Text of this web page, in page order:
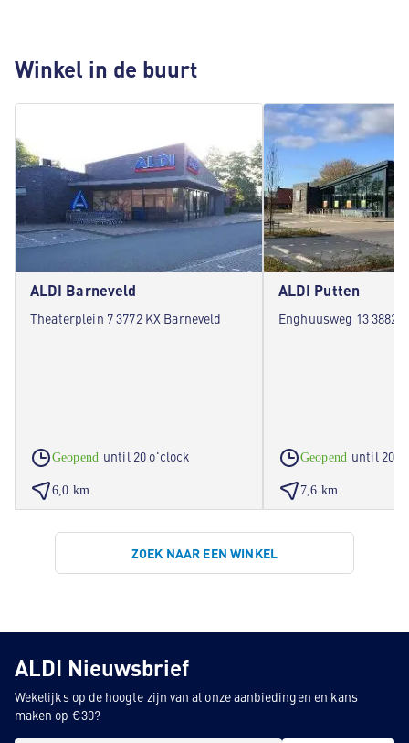
Winkel in de buurt
ALDI Barneveld
Theaterplein 7 3772 KX Barneveld
Geopend until 20 o'clock
6,0 km
ALDI Putten
Enghuusweg 13 3882
Geopend until 20
7,6 km
ZOEK NAAR EEN WINKEL
ALDI Nieuwsbrief
Wekelijks op de hoogte zijn van al onze aanbiedingen en kans
maken op €30?